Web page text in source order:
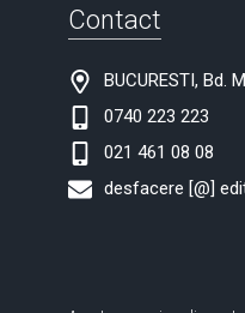
Contact
BUCURESTI, Bd.
0740 223 223
021 461 08 08
desfacere [@]